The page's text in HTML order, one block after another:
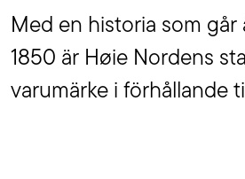
Med en historia som går
1850 är Høie Nordens
varumärke i förhållande